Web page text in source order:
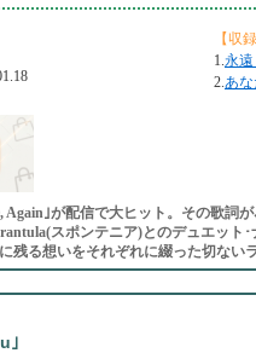
【収
1.永遠
2.あ
Again｣が配信で大ヒット。その歌詞
スポンテニア)とのデュエット
残る想いをそれぞれに綴った切ない
｣